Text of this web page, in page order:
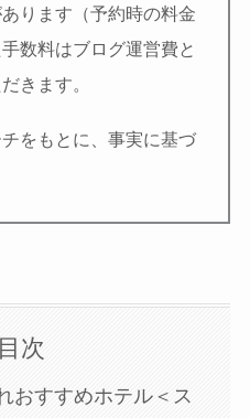
ります（予約時の料金
数料はブログ運営費と
きます。
をもとに、事実に基づ
目次
おすすめホテル＜ス